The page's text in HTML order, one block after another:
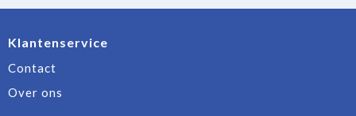
Klantenservice
Contact
Over ons